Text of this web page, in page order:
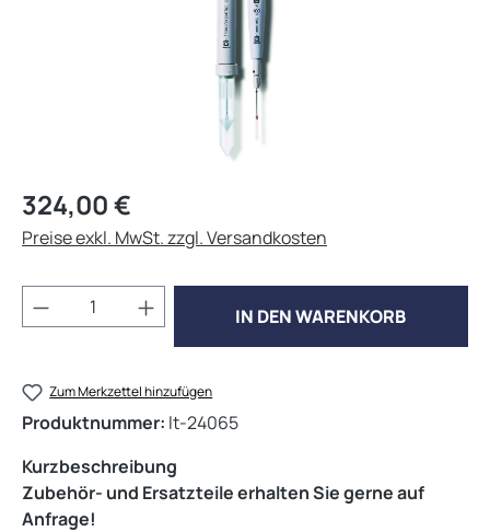
Regulärer Preis:
324,00 €
Preise exkl. MwSt. zzgl. Versandkosten
Produkt Anzahl: Gib den gewünschten
IN DEN WARENKORB
Zum Merkzettel hinzufügen
Produktnummer: lt-24065
Kurzbeschreibung
Zubehör- und Ersatzteile erhalten Sie gerne auf
Anfrage!